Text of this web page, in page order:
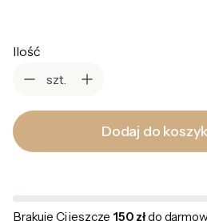
Ilość
szt.
Dodaj do
Brakuje Ci jeszcze 150 złdo